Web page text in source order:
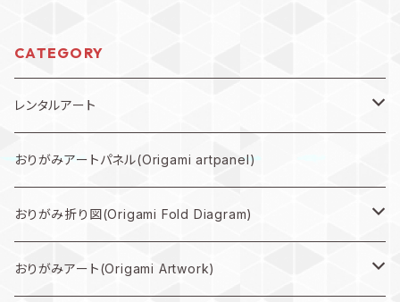
CATEGORY
レンタルアート
規格外作品プラン
大型作品プラン
中型作品プラン
おりがみアートパネル(Origami artpanel)
おりがみ折り図(Origami Fold Diagram)
折り図PDF(PDF Download)
おりがみアート(Origami Artwork)